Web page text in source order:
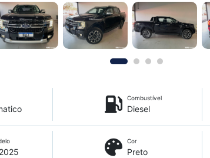
Combustível
Diesel
Cor
Preto